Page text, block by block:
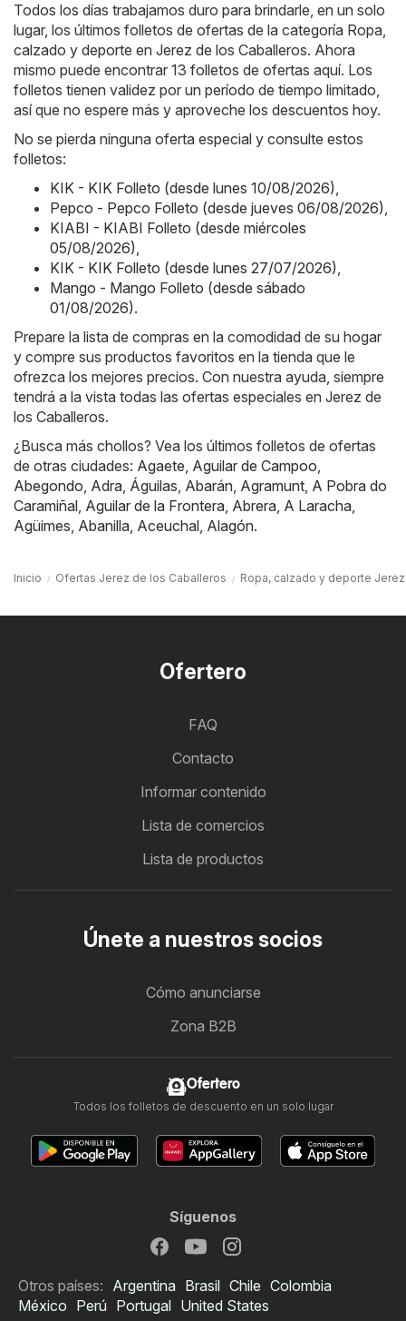
Todos los días trabajamos duro para brindarle, en un solo
lugar, los últimos folletos de ofertas de la categoría Ropa,
calzado y deporte en Jerez de los Caballeros. Ahora
mismo puede encontrar 13 folletos de ofertas aquí. Los
folletos tienen validez por un período de tiempo limitado,
así que no espere más y aproveche los descuentos hoy.
No se pierda ninguna oferta especial y consulte estos
folletos:
KIK - KIK Folleto (desde lunes 10/08/2026),
Pepco - Pepco Folleto (desde jueves 06/08/2026),
KIABI - KIABI Folleto (desde miércoles
05/08/2026),
KIK - KIK Folleto (desde lunes 27/07/2026),
Mango - Mango Folleto (desde sábado
01/08/2026).
Prepare la lista de compras en la comodidad de su hogar
y compre sus productos favoritos en la tienda que le
ofrezca los mejores precios. Con nuestra ayuda, siempre
tendrá a la vista todas las ofertas especiales en Jerez de
los Caballeros.
¿Busca más chollos? Vea los últimos folletos de ofertas
de otras ciudades: Agaete, Aguilar de Campoo,
Abegondo, Adra, Águilas, Abarán, Agramunt, A Pobra do
Caramiñal, Aguilar de la Frontera, Abrera, A Laracha,
Agüimes, Abanilla, Aceuchal, Alagón.
Inicio Ofertas Jerez de los Caballeros Ropa, calzado y deporte
Ofertero
FAQ
Contacto
Informar contenido
Lista de comercios
Lista de productos
Únete a nuestros socios
Cómo anunciarse
Zona B2B
Ofertero
Todos los folletos de descuento en un solo lugar
Síguenos
Otros países: Argentina Brasil Chile Colombia
México Perú Portugal United States